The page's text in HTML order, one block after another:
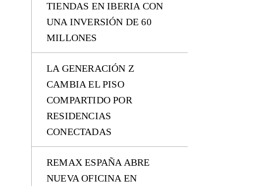
TIENDAS EN IBERIA CON
UNA INVERSIÓN DE 60
MILLONES
LA GENERACIÓN Z
CAMBIA EL PISO
COMPARTIDO POR
RESIDENCIAS
CONECTADAS
REMAX ESPAÑA ABRE
NUEVA OFICINA EN